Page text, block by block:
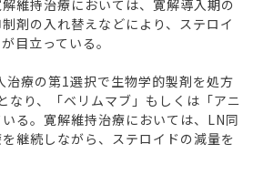
維持治療においては、寛解導入期の
剤の入れ替えなどにより、ステロイ
目立っている。
療の第1選択で生物学的製剤を処方
なり、「ベリムマブ」もしくは「アニ
る。寛解維持治療においては、LN同
継続しながら、ステロイドの減量を